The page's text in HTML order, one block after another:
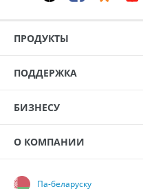
ПРОДУКТЫ
ПОДДЕРЖКА
БИЗНЕСУ
О КОМПАНИИ
Па-беларуску